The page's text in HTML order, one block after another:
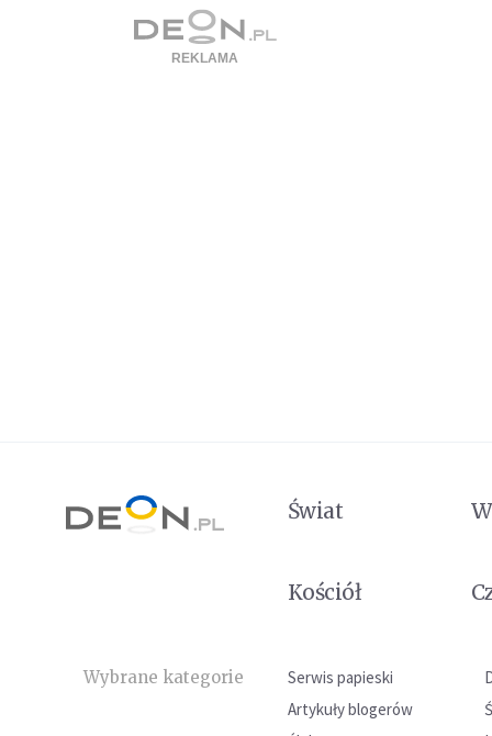
Świat
Kościół
Wybrane kategorie Serwis papieski
Artykuły blogerów